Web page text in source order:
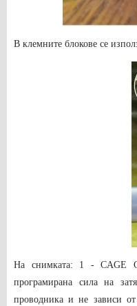
В клемните блокове се
На снимката: 1 - CAGE
програмирана сила на
проводника и не зависи